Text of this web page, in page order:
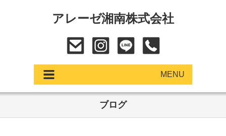
アレーゼ湘南株式会社
MENU
ブログ